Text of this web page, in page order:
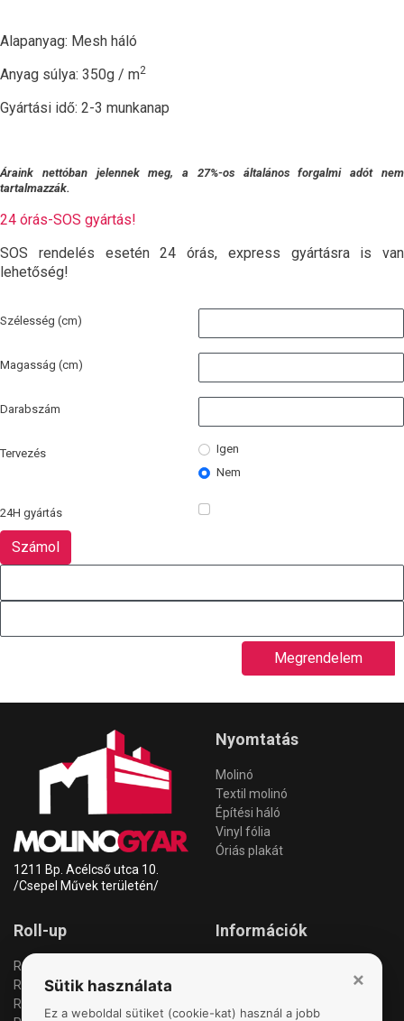
Alapanyag: Mesh háló
Anyag súlya: 350g / m2
Gyártási idő: 2-3 munkanap
Áraink nettóban jelennek meg, a 27%-os általános forgalmi adót nem
tartalmazzák.
24 órás-SOS gyártás!
SOS rendelés esetén 24 órás, express gyártásra is van
lehetőség!
Szélesség (cm)
Magasság (cm)
Darabszám
Tervezés
Igen
Nem
24H gyártás
Megrendelem
1211 Bp. Acélcső utca 10.
/Csepel Művek területén/
Nyomtatás
Molinó
Textil molinó
Építési háló
Vinyl fólia
Óriás plakát
Roll-up
Roll-up standard
Roll-up pémium
Roll-up két oldalas
Információk
×
Sütik használata
Ez a weboldal sütiket (cookie-kat) használ a jobb